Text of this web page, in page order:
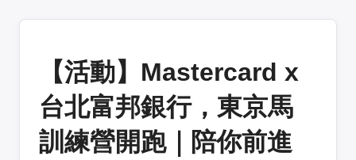
【活動】Mastercard x
台北富邦銀行，東京馬
訓練營開跑｜陪你前進